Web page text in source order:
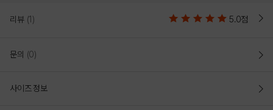
리뷰 (1) 5.0점
문의 (0)
사이즈 정보